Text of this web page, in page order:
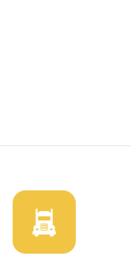
12 Toros Komple